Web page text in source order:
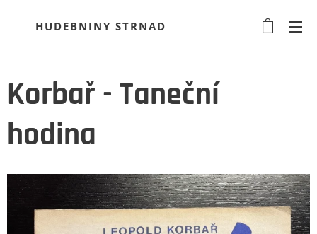
HUDEBNINY STRNAD
Korbař - Taneční
hodina